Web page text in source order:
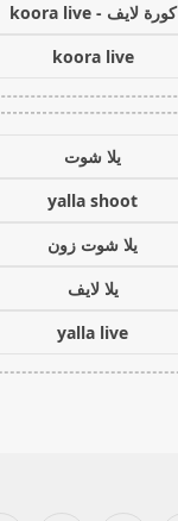
كورة لايف - koora live
koora live
يلا شوت
yalla shoot
يلا شوت زون
يلا لايف
yalla live